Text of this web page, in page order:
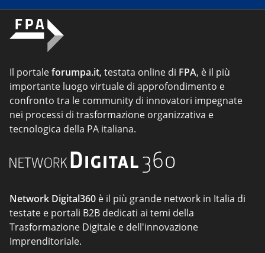
Il portaleforumpa.it, testata online di FPA, è il più
importante luogo virtuale di approfondimento e
confronto tra le community di innovatori impegnate
nei processi di trasformazione organizzativa e
tecnologica della PA italiana.
Network Digital360 è il più grande network in Italia di
testate e portali B2B dedicati ai temi della
Trasformazione Digitale e dell'innovazione
Imprenditoriale.